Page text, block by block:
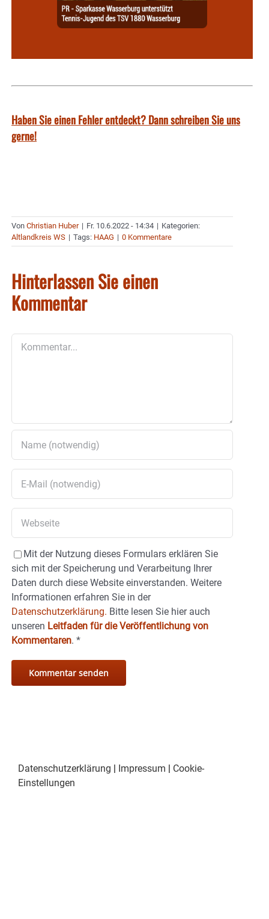
Haben Sie einen Fehler entdeckt? Dann schreiben Sie uns
gerne!
Von Christian Huber | Fr. 10.6.2022 - 14:34 | Kategorien:
Altlandkreis WS | Tags: HAAG | 0 Kommentare
Hinterlassen Sie einen
Kommentar
Mit der Nutzung dieses Formulars erklären Sie
sich mit der Speicherung und Verarbeitung Ihrer
Daten durch diese Website einverstanden. Weitere
Informationen erfahren Sie in der
Datenschutzerklärung. Bitte lesen Sie hier auch
unseren Leitfaden für die Veröffentlichung von
Kommentaren. *
Datenschutzerklärung Impressum
Cookie-
Einstellungen